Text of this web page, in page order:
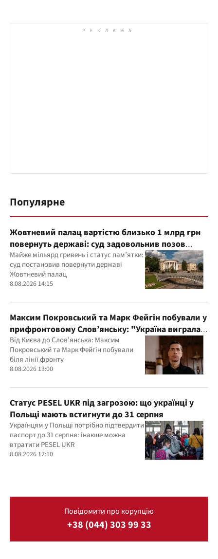
Популярне
Жовтневий палац вартістю близько 1 млрд грн
повернуть державі: суд задовольнив позов
прокуратури
Майже мільярд гривень і статус пам’ятки:
суд постановив повернути державі
Жовтневий палац
8.08.2026 14:15
Максим Покровський та Марк Фейгін побували у
прифронтовому Слов’янську: "Україна виграла
цю війну"
Від Києва до Слов’янська: Максим
Покровський та Марк Фейгін побували
біля лінії фронту
8.08.2026 13:00
Статус PESEL UKR під загрозою: що українці у
Польщі мають встигнути до 31 серпня
Українцям у Польщі потрібно підтвердити
паспорт до 31 серпня: інакше можна
втратити PESEL UKR
8.08.2026 12:10
Повідомити про корупцію
+38 (044) 303 99 33